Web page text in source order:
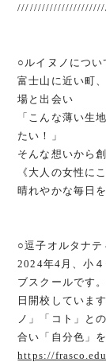
○ルイヌノについ
富士山に近い町
場と出会い
「こんな薄い生
たい！」
そんな想いから
《大人の女性に
晴れやかな毎日
○逗子オルタナテ
2024年4月、小
ブスクールです
日開校していま
ノ」「コト」と
合い「自分色」
https://